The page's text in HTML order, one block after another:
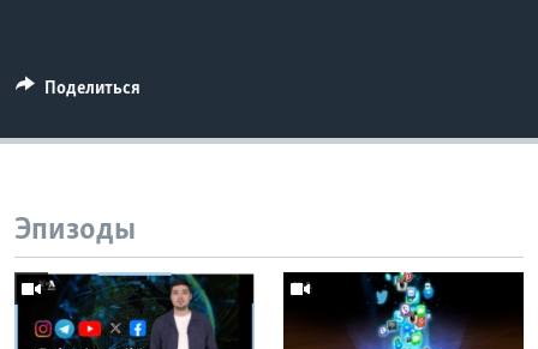
Поделиться
Эпизоды